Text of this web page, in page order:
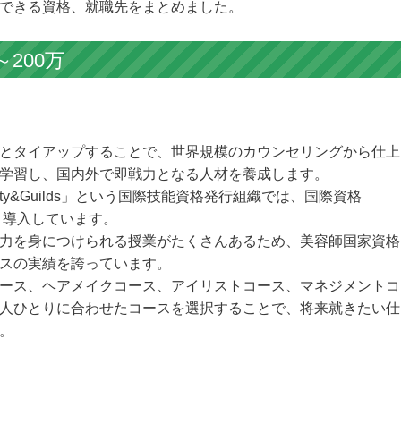
きる資格、就職先をまとめました。
200万
タイアップすることで、世界規模のカウンセリングから仕上
習し、国内外で即戦力となる人材を養成します。
」という国際技能資格発行組織では、国際資格
入しています。
を身につけられる授業がたくさんあるため、美容師国家資格
の実績を誇っています。
ス、ヘアメイクコース、アイリストコース、マネジメントコ
ひとりに合わせたコースを選択することで、将来就きたい仕